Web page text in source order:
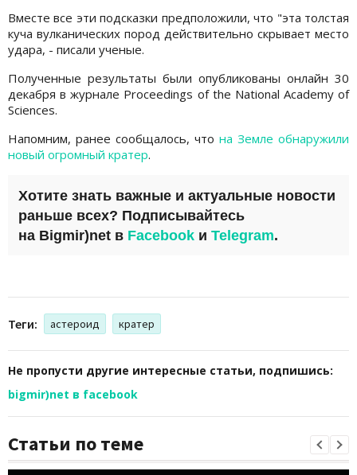
Вместе все эти подсказки предположили, что "эта толстая
куча вулканических пород действительно скрывает место
удара, - писали ученые.
Полученные результаты были опубликованы онлайн 30
декабря в журнале Proceedings of the National Academy of
Sciences.
Напомним, ранее сообщалось, что на Земле обнаружили
новый огромный кратер.
Хотите знать важные и актуальные новости
раньше всех? Подписывайтесь
на Bigmir)net в Facebook и Telegram.
Теги: астероид кратер
Не пропусти другие интересные статьи, подпишись:
bigmir)net в facebook
Статьи по теме